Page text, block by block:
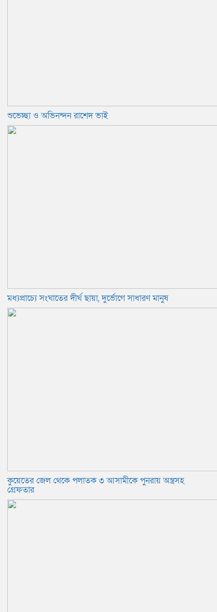
শুভেচ্ছা ও অভিনন্দন রাশেদ ভাই
মধ্যপ্রাচ্যে সংঘাতের দীর্ঘ ছায়া, দুর্ভোগে সাধারণ মানুষ
কুয়েতের জেল থেকে পলাতক ৩ আসামীকে পুনরায় অস্ত্রসহ
গ্রেফতার